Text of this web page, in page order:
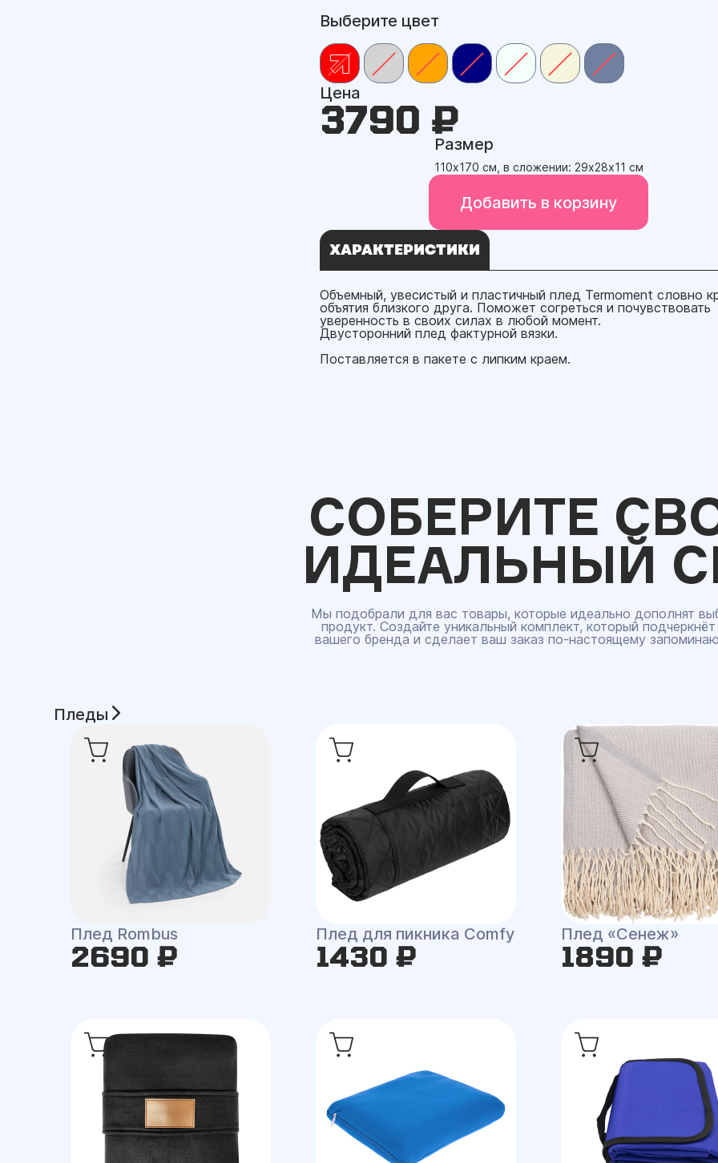
Выберите цвет
Цена
3790 ₽
Размер
110х170 см, в сложении: 29х28х11 см
Добавить в корзину
ХАРАКТЕРИСТИКИ
Объемный, увесистый и пластичный плед Termoment словно
объятия близкого друга. Поможет согреться и почувствовать
уверенность в своих силах в любой момент.
Двусторонний плед фактурной вязки.
Поставляется в пакете с липким краем.
СОБЕРИТЕ
ИДЕАЛЬНЫЙ
Мы подобрали для вас товары, которые идеально дополнят
продукт. Создайте уникальный комплект, который подчеркнёт
вашего бренда и сделает ваш заказ по‑настоящему
Пледы
Плед Rombus
2690 ₽
Плед для пикника Comfy
1430 ₽
Плед «Сенеж»
1890 ₽